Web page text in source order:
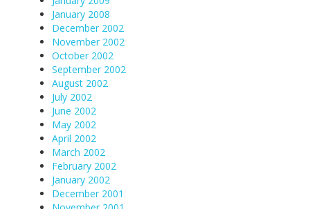
January 2008
December 2002
November 2002
October 2002
September 2002
August 2002
July 2002
June 2002
May 2002
April 2002
March 2002
February 2002
January 2002
December 2001